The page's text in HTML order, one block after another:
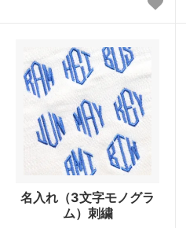
名入れ（3文字モノグラ
ム）刺繍